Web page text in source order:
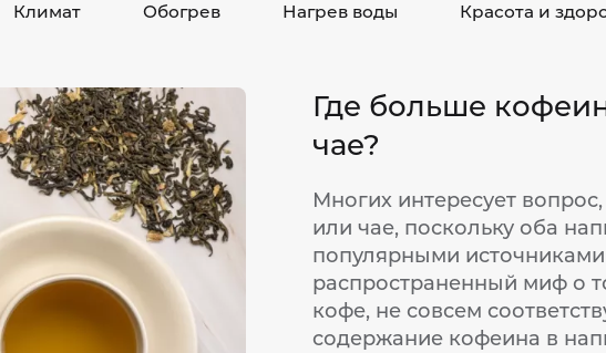
Климат Обогрев Нагрев воды Красота и
Где больше
чае?
Многих интересует
или чае, поскольку оба
популярными
распространенный миф о
кофе, не совсем
содержание кофеина в